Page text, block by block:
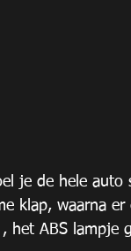
je de hele auto
klap, waarna
het ABS lampje